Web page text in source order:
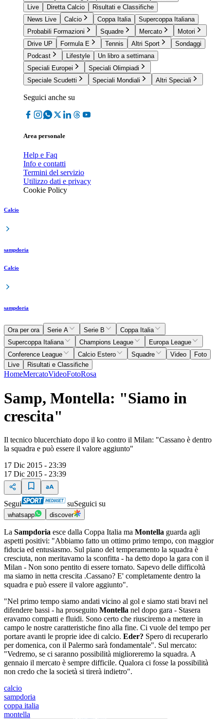
Live
Diretta Calcio
Risultati e Classifiche
News Live
Calcio Coppa Italia
Supercoppa Italiana
Probabili Formazioni
Squadre Mercato
Motori
Drive UP
Formula E Tennis Altri Sport
Sondaggi
Podcast
Lifestyle
Un libro a settimana
Speciali Europei
Speciali Olimpiadi
Speciale Scudetti
Speciali Mondiali Altri Speciali
Seguici anche su
Area personale
Help e Faq
Info e contatti
Termini del servizio
Utilizzo dati e privacy
Cookie Policy
Calcio
sampdoria
Calcio
sampdoria
Ora per ora Serie A Serie B
Coppa Italia
Supercoppa Italiana
Champions League
Europa League
Conference League
Calcio Estero Squadre Video
Foto
Live
Risultati e Classifiche
HomeMercatoVideoFotoRosa
Samp, Montella: "Siamo in
crescita"
Il tecnico blucerchiato dopo il ko contro il Milan: "Cassano è dentro
la squadra e può essere il valore aggiunto"
17 Dic 2015 - 23:39
17 Dic 2015 - 23:39
Segui suSeguici su
whatsapp discover
La Sampdoria esce dalla Coppa Italia ma Montella guarda agli
aspetti positivi: "Abbiamo fatto un ottimo primo tempo, con maggior
fiducia ed entusiasmo. Sul piano del temperamento la squadra è
cresciuta, non meritavamo la sconfitta - ha detto dopo la gara con il
Milan - Non sono pentito di essere tornato. Sapevo delle difficoltà
ma siamo in netta crescita .Cassano? E' completamente dentro la
squadra e può essere il valore aggiunto".
"Nel primo tempo siamo andati vicino al gol e siamo stati bravi nel
difendere bassi - ha proseguito Montella nel dopo gara - Stasera
eravamo compatti e fluidi. Sono certo che riusciremo a mettere in
campo le nostre caratteristiche fino alla fine. Ci vuole del tempo per
portare avanti le proprie idee di calcio. Eder? Spero di recuperarlo
per domenica, con il Palermo sarà fondamentale". Sul mercato:
"Vedremo, se ci saranno possibilità miglioreremo la squadra. A
gennaio il mercato è sempre difficile. Qualora ci fosse la possibilità
non credo che la società si tirerà indietro".
calcio
sampdoria
coppa italia
montella